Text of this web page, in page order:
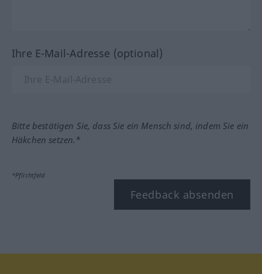
Ihre E-Mail-Adresse (optional)
Bitte bestätigen Sie, dass Sie ein Mensch sind, indem Sie ein
Häkchen setzen.*
*Pflichtfeld
Feedback absenden